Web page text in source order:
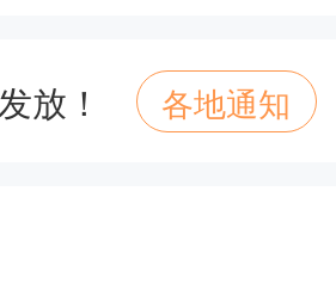
放！ 各地通知